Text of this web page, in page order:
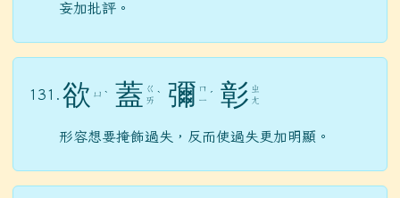
妄加批評。
131. 欲 ㄩ ˋ 蓋 ㄍ
ㄞ ˋ 彌 ㄇ
ㄧ ˊ 彰 ㄓ
ㄤ
形容想要掩飾過失，反而使過失更加明顯。